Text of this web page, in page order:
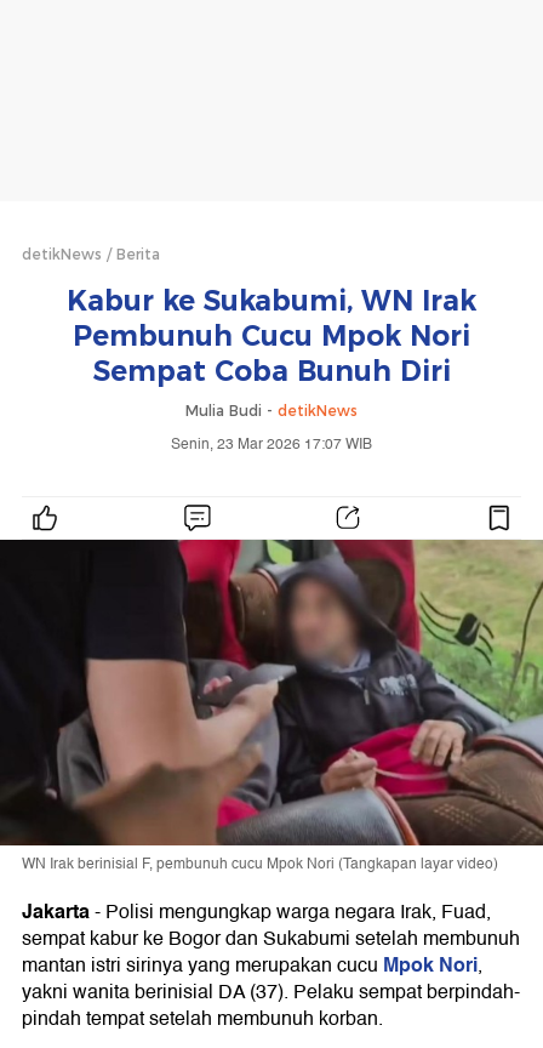
detikNews Berita
Kabur ke Sukabumi, WN Irak
Pembunuh Cucu Mpok Nori
Sempat Coba Bunuh Diri
Mulia Budi - detikNews
Senin, 23 Mar 2026 17:07 WIB
WN Irak berinisial F, pembunuh cucu Mpok Nori (Tangkapan layar video)
Jakarta-Polisi mengungkap warga negara Irak, Fuad,
sempat kabur ke Bogor dan Sukabumi setelah membunuh
mantan istri sirinya yang merupakan cucu Mpok Nori,
yakni wanita berinisial DA (37). Pelaku sempat berpindah-
pindah tempat setelah membunuh korban.